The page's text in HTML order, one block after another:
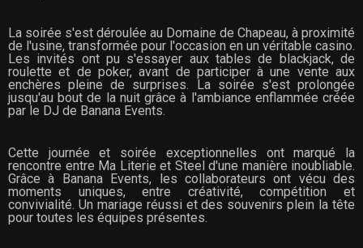
La soirée s'est déroulée au Domaine de Chapeau, à proximité
de l'usine, transformée pour l'occasion en un véritable casino.
Les invités ont pu s'essayer aux tables de blackjack, de
roulette et de poker, avant de participer à une vente aux
enchères pleine de surprises. La soirée s'est prolongée
jusqu'au bout de la nuit grâce à l'ambiance enflammée créée
par le DJ de Banana Events.
Cette journée et soirée exceptionnelles ont marqué la
rencontre entre Ma Literie et Steel d'une manière inoubliable.
Grâce à Banana Events, les collaborateurs ont vécu des
moments uniques, entre créativité, compétition et
convivialité. Un mariage réussi et des souvenirs plein la tête
pour toutes les équipes présentes.